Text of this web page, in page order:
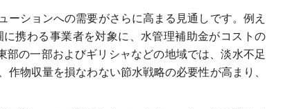
ションへの需要がさらに高まる見通しです。例え
携わる事業者を対象に、水管理補助金がコストの
の一部およびギリシャなどの地域では、淡水不足
物収量を損なわない節水戦略の必要性が高まり、